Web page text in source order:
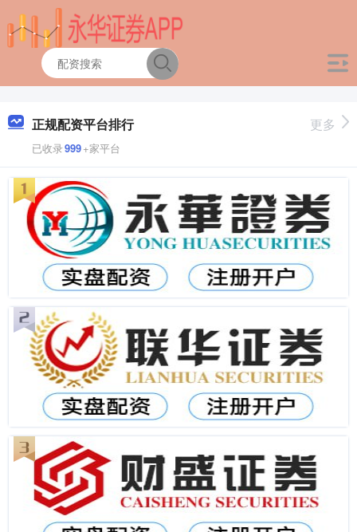
正规配资平台排行
已收录999+家平台
更多